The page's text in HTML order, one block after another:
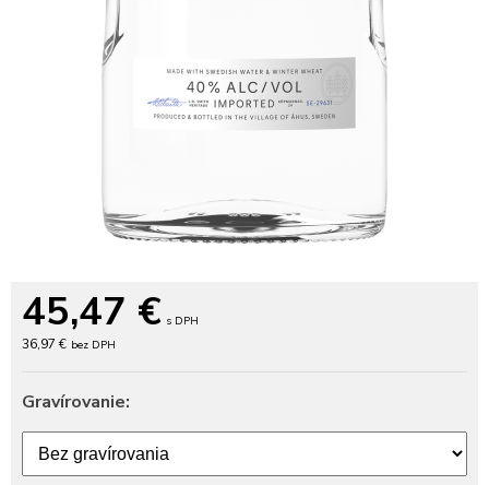
45,47 € s DPH
36,97 € bez DPH
Gravírovanie: